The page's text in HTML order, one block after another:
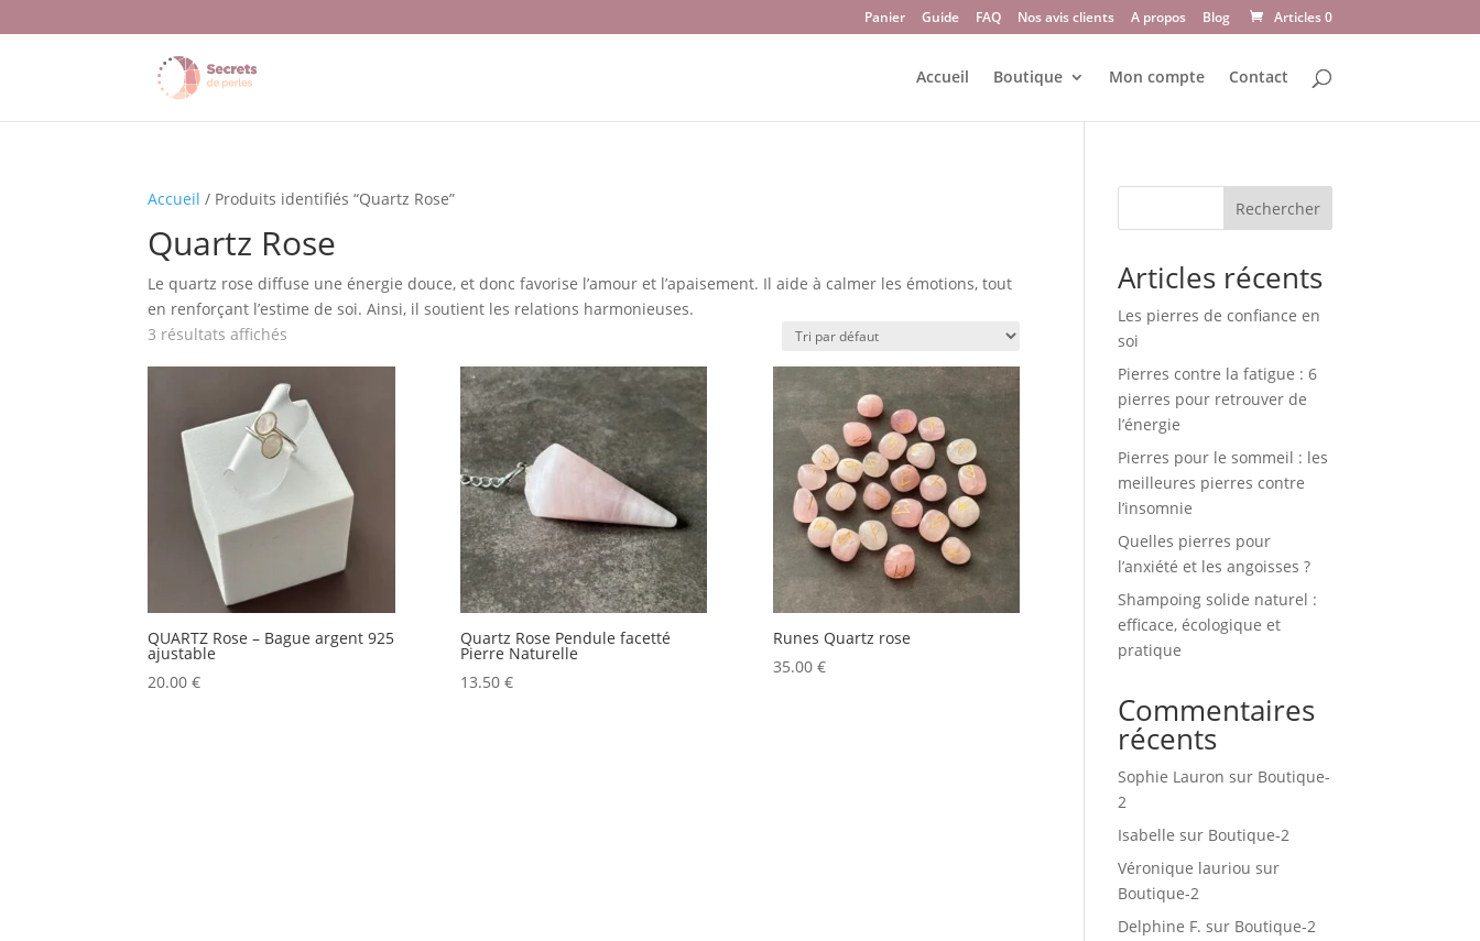
Panier Guide FAQ Nos avis clients A propos Blog Articles 0
Accueil Boutique Mon compte Contact
Accueil / Produits identifiés “Quartz Rose”
Quartz Rose
Le quartz rose diffuse une énergie douce, et donc favorise l’amour et l’apaisement. Il aide à calmer les émotions, tout
en renforçant l’estime de soi. Ainsi, il soutient les relations harmonieuses.
3 résultats affichés
QUARTZ Rose – Bague argent 925
ajustable
20.00€
Quartz Rose Pendule facetté
Pierre Naturelle
13.50 €
Runes Quartz rose
35.00 €
Rechercher
Articles récents
Les pierres de confiance en
soi
Pierres contre la fatigue : 6
pierres pour retrouver de
l’énergie
Pierres pour le sommeil : les
meilleures pierres contre
l’insomnie
Quelles pierres pour
l’anxiété et les angoisses ?
Shampoing solide naturel :
efficace, écologique et
pratique
Commentaires
récents
Sophie Lauron sur Boutique-
2
Isabelle sur Boutique-2
Véronique lauriou sur
Boutique-2
Delphine F. sur Boutique-2